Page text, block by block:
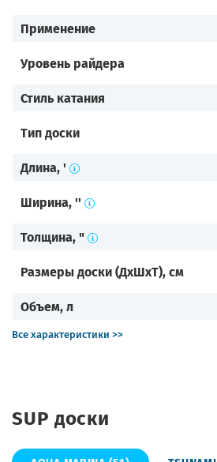
Применение
Уровень райдера
Стиль катания
Тип доски
Длина, '
Ширина, ''
Толщина, "
Размеры доски (ДхШхТ), см
Объем, л
Все характеристики >>
SUP доски